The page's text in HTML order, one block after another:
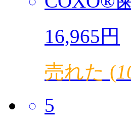
16,965円
売れた (
5